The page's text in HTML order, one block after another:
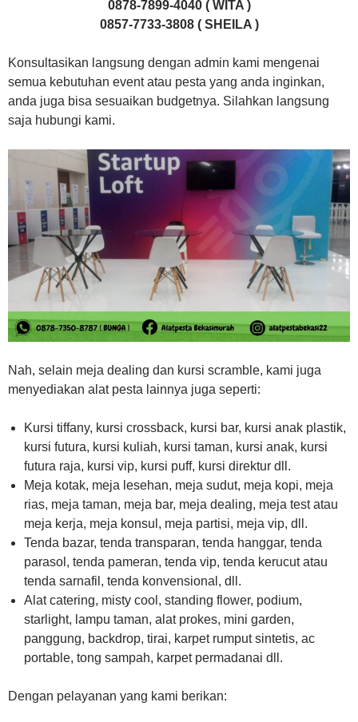
0878-7899-4040 ( WITA )
0857-7733-3808 ( SHEILA )
Konsultasikan langsung dengan admin kami mengenai
semua kebutuhan event atau pesta yang anda inginkan,
anda juga bisa sesuaikan budgetnya. Silahkan langsung
saja hubungi kami.
Nah, selain meja dealing dan kursi scramble, kami juga
menyediakan alat pesta lainnya juga seperti:
Kursi tiffany, kursi crossback, kursi bar, kursi anak plastik,
kursi futura, kursi kuliah, kursi taman, kursi anak, kursi
futura raja, kursi vip, kursi puff, kursi direktur dll.
Meja kotak, meja lesehan, meja sudut, meja kopi, meja
rias, meja taman, meja bar, meja dealing, meja test atau
meja kerja, meja konsul, meja partisi, meja vip, dll.
Tenda bazar, tenda transparan, tenda hanggar, tenda
parasol, tenda pameran, tenda vip, tenda kerucut atau
tenda sarnafil, tenda konvensional, dll.
Alat catering, misty cool, standing flower, podium,
starlight, lampu taman, alat prokes, mini garden,
panggung, backdrop, tirai, karpet rumput sintetis, ac
portable, tong sampah, karpet permadanai dll.
Dengan pelayanan yang kami berikan: